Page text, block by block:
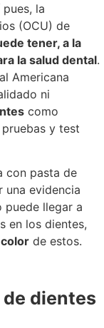
la
(OCU) de
tener, a la
la salud dental.
Americana
ni
como
y test
con pasta de
una evidencia
puede llegar a
en los dientes,
de estos.
de dientes